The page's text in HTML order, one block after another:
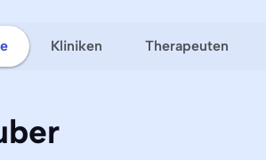
Kliniken Therapeuten